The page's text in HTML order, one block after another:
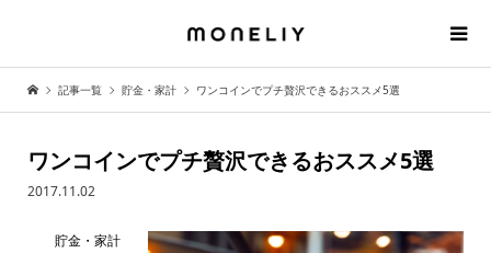
記事一覧 貯金・家計 ワンコインでプチ贅沢できるおススメ5選
ワンコインでプチ贅沢できるおススメ5選
2017.11.02
貯金・家計